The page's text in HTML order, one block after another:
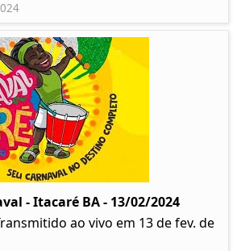
- Itacaré BA - 13/02/2024
ao vivo em 13 de fev. de